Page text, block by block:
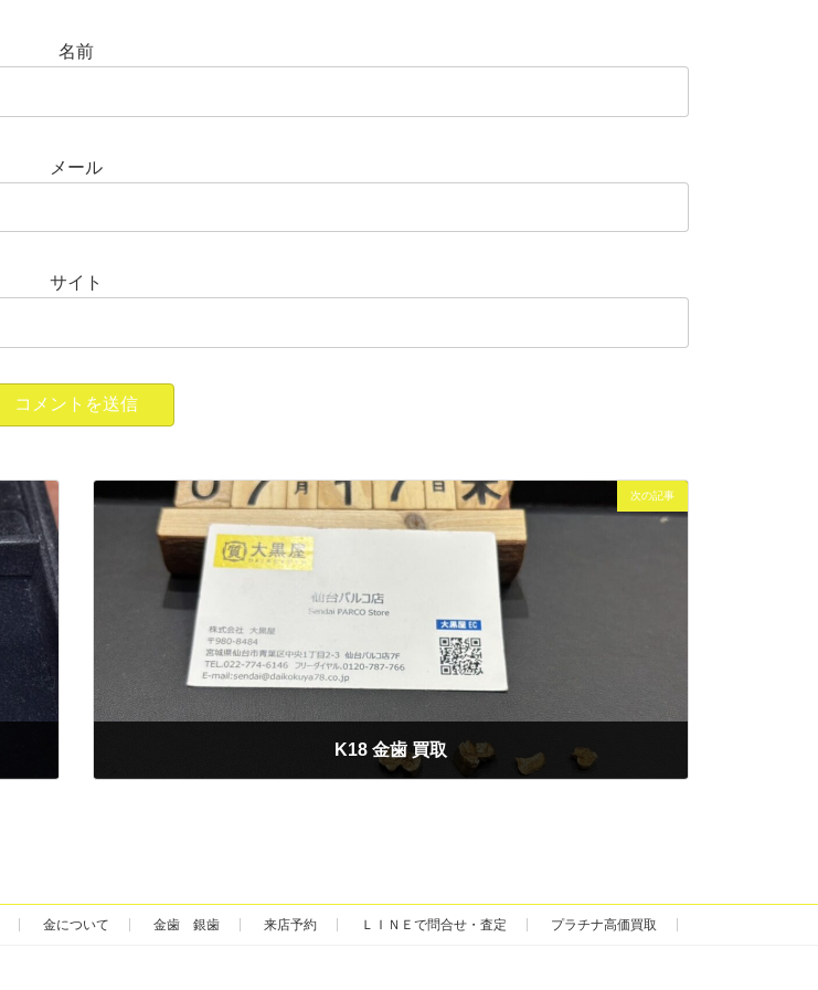
名前
メール
サイト
次の記事
K18 金歯 買取
金について 金歯 銀歯 来店予約 ＬＩＮＥで問合せ・査定 プラチナ高価買取